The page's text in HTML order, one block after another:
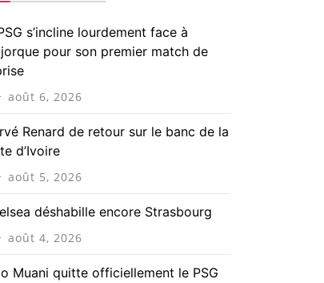
s’incline lourdement face à
pour son premier match de
août 6, 2026
Renard de retour sur le banc de la
d’Ivoire
août 5, 2026
déshabille encore Strasbourg
août 4, 2026
Muani quitte officiellement le PSG